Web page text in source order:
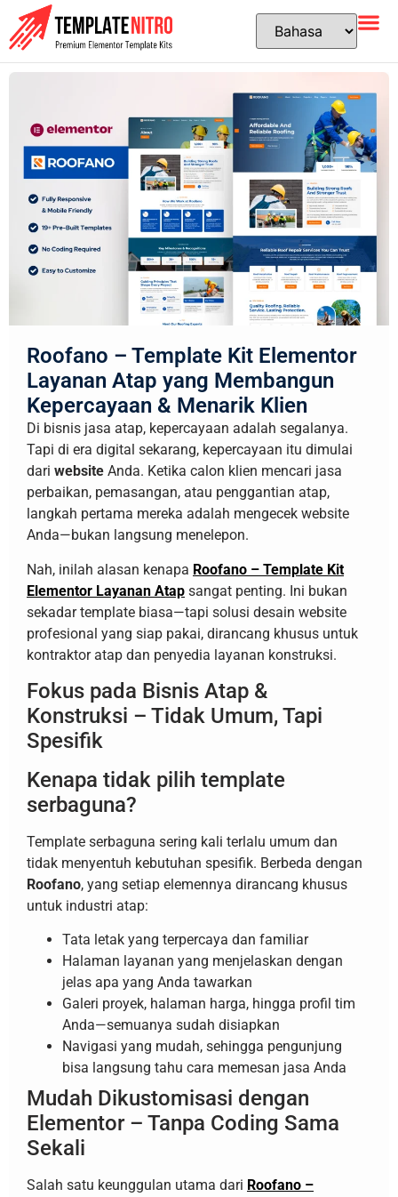
Roofano – Template Kit Elementor
Layanan Atap yang Membangun
Kepercayaan & Menarik Klien
Di bisnis jasa atap, kepercayaan adalah segalanya.
Tapi di era digital sekarang, kepercayaan itu dimulai
dari website Anda. Ketika calon klien mencari jasa
perbaikan, pemasangan, atau penggantian atap,
langkah pertama mereka adalah mengecek website
Anda—bukan langsung menelepon.
Nah, inilah alasan kenapa Roofano – Template Kit
Elementor Layanan Atap sangat penting. Ini bukan
sekadar template biasa—tapi solusi desain website
profesional yang siap pakai, dirancang khusus untuk
kontraktor atap dan penyedia layanan konstruksi.
Fokus pada Bisnis Atap &
Konstruksi – Tidak Umum, Tapi
Spesifik
Kenapa tidak pilih template
serbaguna?
Template serbaguna sering kali terlalu umum dan
tidak menyentuh kebutuhan spesifik. Berbeda dengan
Roofano, yang setiap elemennya dirancang khusus
untuk industri atap:
Tata letak yang terpercaya dan familiar
Halaman layanan yang menjelaskan dengan
jelas apa yang Anda tawarkan
Galeri proyek, halaman harga, hingga profil tim
Anda—semuanya sudah disiapkan
Navigasi yang mudah, sehingga pengunjung
bisa langsung tahu cara memesan jasa Anda
Mudah Dikustomisasi dengan
Elementor – Tanpa Coding Sama
Sekali
Salah satu keunggulan utama dari Roofano –